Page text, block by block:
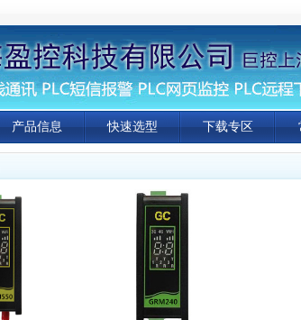
产品信息 快速选型 下载专区